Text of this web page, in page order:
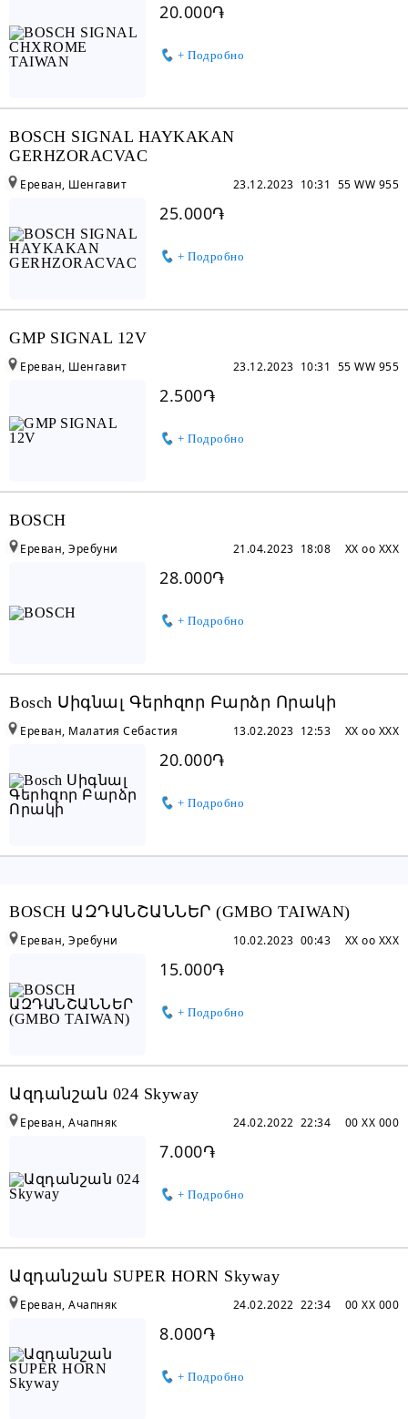
20.000֏
+ Подробно
BOSCH SIGNAL HAYKAKAN
GERHZORACVAC
25.000֏
+ Подробно
55 WW 955
23.12.2023 10:31
Ереван, Шенгавит
GMP SIGNAL 12V
2.500֏
+ Подробно
55 WW 955
23.12.2023 10:31
Ереван, Шенгавит
BOSCH
28.000֏
+ Подробно
XX oo XXX
21.04.2023 18:08
Ереван, Эребуни
Bosch Սիգնալ Գերհզոր Բարձր Որակի
20.000֏
+ Подробно
XX oo XXX
13.02.2023 12:53
Ереван, Малатия Себастия
BOSCH ԱԶԴԱՆՇԱՆՆԵՐ (GMBO TAIWAN)
15.000֏
+ Подробно
XX oo XXX
10.02.2023 00:43
Ереван, Эребуни
Ազդանշան 024 Skyway
7.000֏
+ Подробно
00 XX 000
24.02.2022 22:34
Ереван, Ачапняк
Ազդանշան SUPER HORN Skyway
8.000֏
+ Подробно
00 XX 000
24.02.2022 22:34
Ереван, Ачапняк